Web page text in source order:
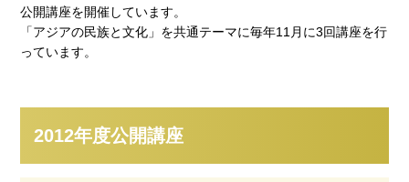
公開講座を開催しています。
「アジアの民族と文化」を共通テーマに毎年11月に3回講座を行
っています。
2012年度公開講座